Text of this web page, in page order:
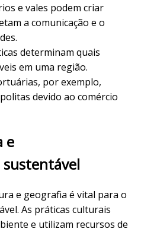
e vales podem criar
a comunicação e o
determinam quais
em uma região.
por exemplo,
devido ao comércio
e
e geografia é vital para o
As práticas culturais
e utilizam recursos de